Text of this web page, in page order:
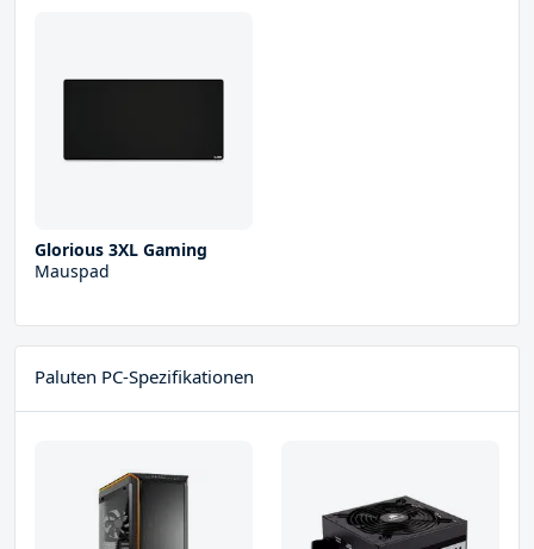
Glorious 3XL Gaming
Mauspad
Paluten PC-Spezifikationen